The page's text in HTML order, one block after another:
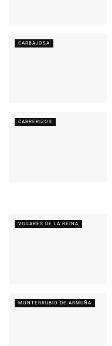
CARBAJOSA
CABRERIZOS
VILLARES DE LA REINA
MONTERRUBIO DE ARMUÑA